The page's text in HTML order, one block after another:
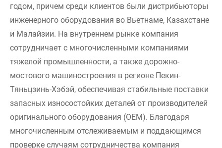
годом, причем среди клиентов были дистрибьюторы
инженерного оборудования во Вьетнаме, Казахстане
и Малайзии. На внутреннем рынке компания
сотрудничает с многочисленными компаниями
тяжелой промышленности, а также дорожно-
мостового машиностроения в регионе Пекин-
Тяньцзинь-Хэбэй, обеспечивая стабильные поставки
запасных износостойких деталей от производителей
оригинального оборудования (OEM). Благодаря
многочисленным отслеживаемым и поддающимся
проверке случаям сотрудничества компания